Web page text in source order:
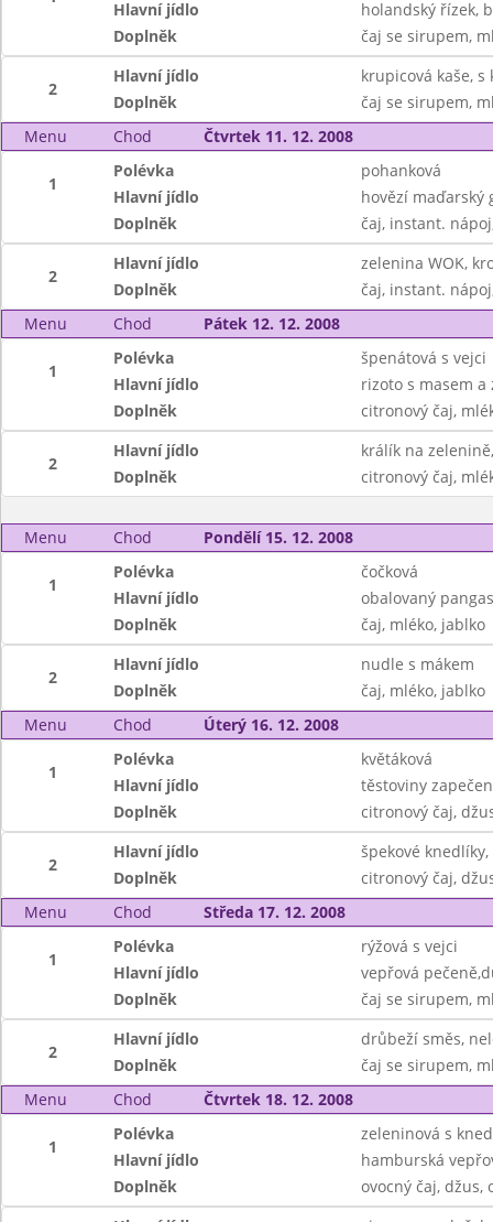
Hlavní jídlo
holandský řízek,
Doplněk
čaj se sirupem,
2
Hlavní jídlo
krupicová kaše, s
Doplněk
čaj se sirupem,
Menu
Chod Čtvrtek 11. 12. 2008
1
Polévka
pohanková
Hlavní jídlo
hovězí maďarský
Doplněk
čaj, instant.
2
Hlavní jídlo
zelenina WOK,
Doplněk
čaj, instant.
Menu
Chod Pátek 12. 12. 2008
1
Polévka
špenátová s vejci
Hlavní jídlo
rizoto s masem
Doplněk
citronový čaj,
2
Hlavní jídlo
králík na
Doplněk
citronový čaj,
Menu Chod Pondělí 15. 12. 2008
1
Polévka
čočková
Hlavní jídlo
obalovaný
Doplněk
čaj, mléko, jablko
2
Hlavní jídlo
nudle s mákem
Doplněk
čaj, mléko, jablko
Menu
Chod Úterý 16. 12. 2008
1
Polévka
květáková
Hlavní jídlo
těstoviny
Doplněk
citronový čaj,
2
Hlavní jídlo
špekové
Doplněk
citronový čaj,
Menu
Chod Středa 17. 12. 2008
1
Polévka
rýžová s vejci
Hlavní jídlo
vepřová
Doplněk
čaj se sirupem,
2
Hlavní jídlo
drůbeží směs,
Doplněk
čaj se sirupem,
Menu
Chod Čtvrtek 18. 12. 2008
1
Polévka
zeleninová s
Hlavní jídlo
hamburská
Doplněk
ovocný čaj, džus,